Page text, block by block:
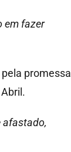
em fazer
promessa
afastado,